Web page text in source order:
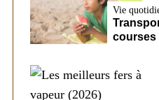
Vie
courses